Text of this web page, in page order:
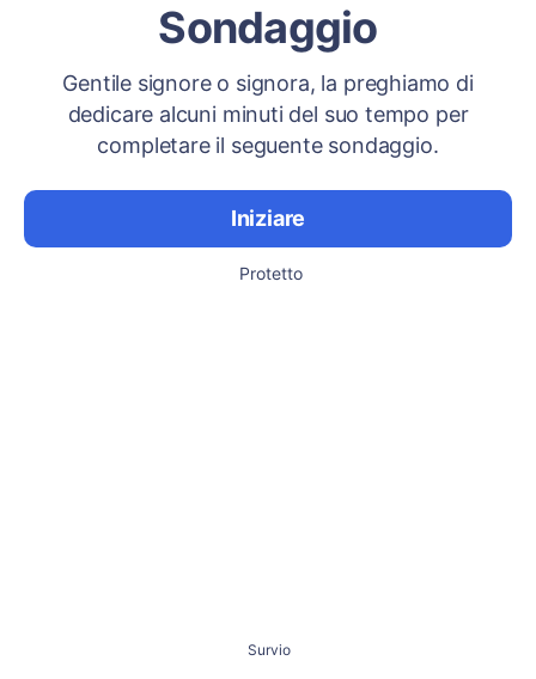
Sondaggio
Gentile signore o signora, la preghiamo di
dedicare alcuni minuti del suo tempo per
completare il seguente sondaggio.
Iniziare
Protetto
Survio